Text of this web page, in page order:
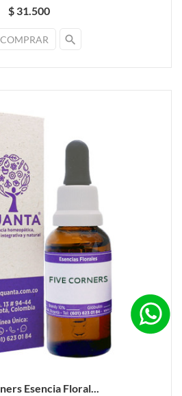
$ 31.500
COMPRAR search
Esencia Floral...